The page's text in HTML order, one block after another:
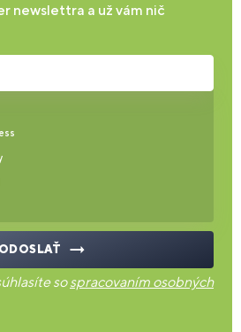
newslettra a už vám nič
ODOSLAŤ
sospracovaním osobných